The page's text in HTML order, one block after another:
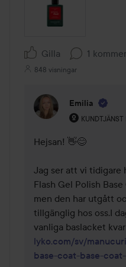
Gilla 1
848 visningar
Emilia
KUNDTJÄNST
Användarens
Hejsan! 👋😊
Jag ser att vi tidigare
Flash Gel Polish
men den har utgått
tillgänglig hos oss.I
lyko.com/sv/
base-coat-base-